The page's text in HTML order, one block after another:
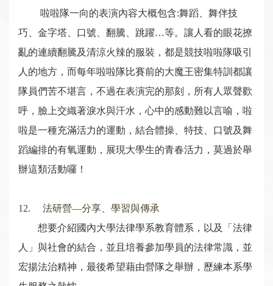
啦啦隊一向的表演內容大概包含:舞蹈、舞伴技
巧、金字塔、口號、翻騰、跳躍…等。讓人看的眼花撩
亂的連續翻騰及清涼火辣的服裝，都是競技啦啦隊吸引
人的地方，而每年啦啦隊比賽前的大魔王密集特訓都讓
隊員們苦不堪言，不過在表演完的那刻，所有人眾聲歡
呼，臉上交織著淚水與汗水，心中的感動難以言喻，啦
啦是一種充滿活力的運動，結合體操、特技、口號及舞
蹈編排的有氧運動，展現大學生的青春活力，莫過於舉
辦這類活動囉！
12. 法研營—分享、學習與傳承
想要介紹國內大學法律學系教育體系，以及「法律
人」與社會的結合，並且培養參加學員的法律常識，並
宏揚法治精神，最後希望藉由營隊之舉辦，歷練本系學